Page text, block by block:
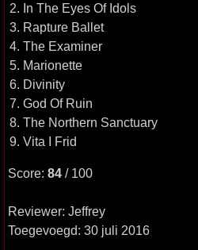
2. In The Eyes Of Idols
3. Rapture Ballet
4. The Examiner
5. Marionette
6. Divinity
7. God Of Ruin
8. The Northern Sanctuary
9. Vita I Frid
Score: 84 / 100
Reviewer: Jeffrey
Toegevoegd: 30 juli 2016